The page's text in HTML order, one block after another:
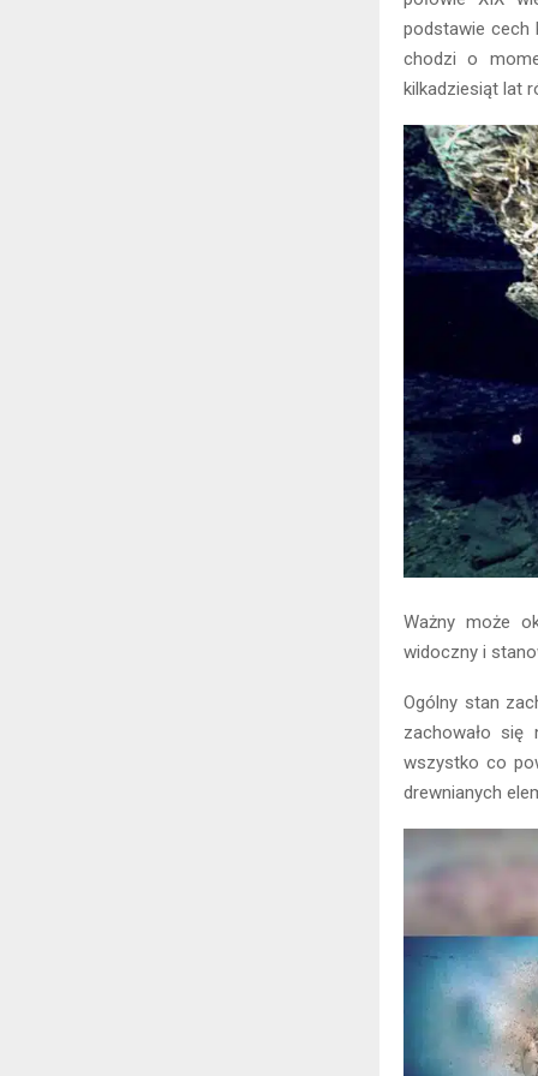
podstawie cech
chodzi o
kilkadziesiąt lat
Ważny może
widoczny i
Ogólny stan
zachowało się
wszystko co
drewnianych